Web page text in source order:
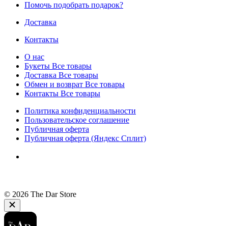
Помочь подобрать подарок?
Доставка
Контакты
О нас
Букеты Все товары
Доставка Все товары
Обмен и возврат Все товары
Контакты Все товары
Политика конфиденциальности
Пользовательское соглашение
Публичная оферта
Публичная оферта (Яндекс Сплит)
© 2026 The Dar Store